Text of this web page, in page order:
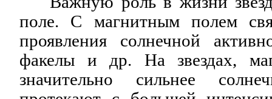
поле. С магнитным полем
проявления солнечной
факелы и др. На звездах,
значительно сильнее